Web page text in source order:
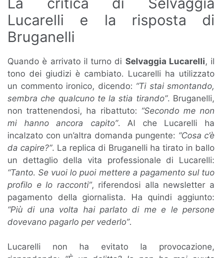
Lucarelli e la risposta di
Bruganelli
Quando è arrivato il turno di Selvaggia Lucarelli, il
tono dei giudizi è cambiato. Lucarelli ha utilizzato
un commento ironico, dicendo: “Ti stai smontando,
sembra che qualcuno te la stia tirando”. Bruganelli,
non trattenendosi, ha ribattuto: “Secondo me non
mi hanno ancora capito”. Al che Lucarelli ha
incalzato con un’altra domanda pungente: “Cosa c’è
da capire?”. La replica di Bruganelli ha tirato in ballo
un dettaglio della vita professionale di Lucarelli:
“Tanto. Se vuoi lo puoi mettere a pagamento sul tuo
profilo e lo racconti”, riferendosi alla newsletter a
pagamento della giornalista. Ha quindi aggiunto:
“Più di una volta hai parlato di me e le persone
dovevano pagarlo per vederlo”.
Lucarelli non ha evitato la provocazione,